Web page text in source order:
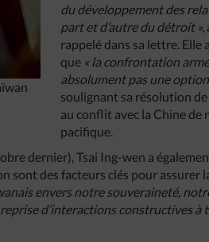
du développement des
part et d’autre du détroit »,
rappelé dans sa lettre. Elle
que « la confrontation
absolument pas une
soulignant sa résolution
au conflit avec la Chine de
pacifique.
dernier), Tsai Ing-wen a
sont des facteurs clés pour assurer
envers notre souveraineté,
d’interactions constructives à